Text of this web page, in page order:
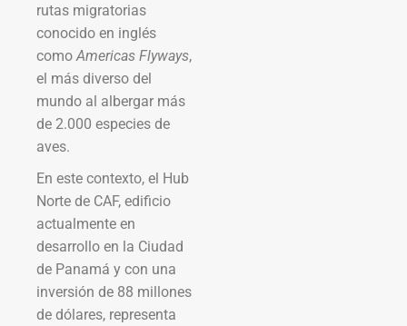
rutas migratorias
conocido en inglés
como Americas Flyways,
el más diverso del
mundo al albergar más
de 2.000 especies de
aves.
En este contexto, el Hub
Norte de CAF, edificio
actualmente en
desarrollo en la Ciudad
de Panamá y con una
inversión de 88 millones
de dólares, representa